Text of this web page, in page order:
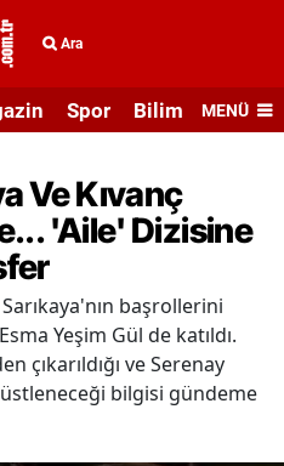
Ara
Spor Bilim veMENÜ
Ve Kıvanç
'Aile' Dizisine
başrollerini
Yeşim Gül de katıldı.
çıkarıldığı ve Serenay
bilgisi gündeme